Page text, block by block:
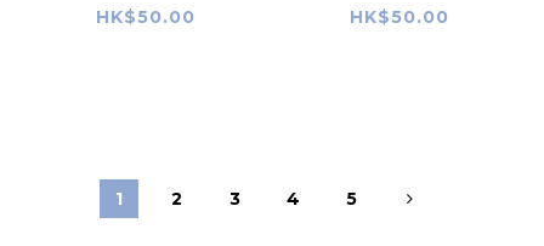
HK$50.00 HK$50.00
1 2 3 4 5